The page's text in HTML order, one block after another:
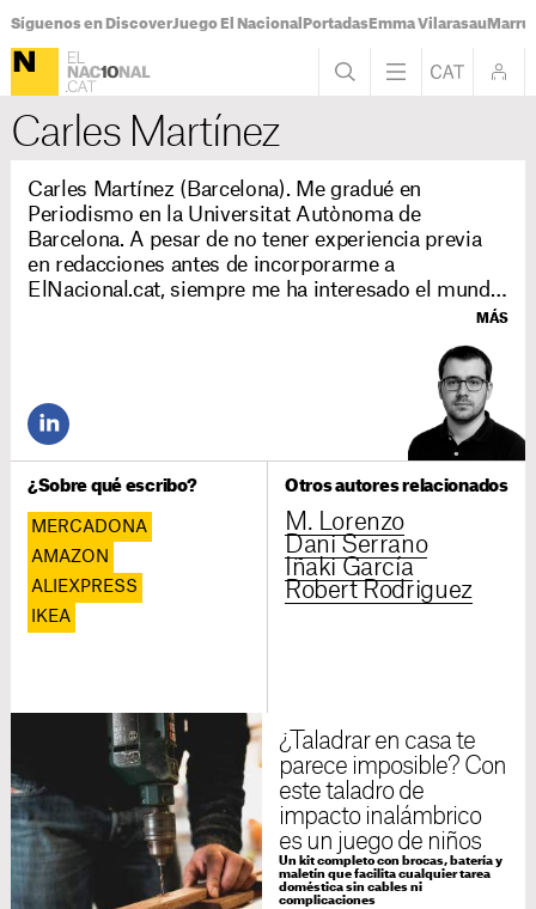
Síguenos en DiscoverJuego El Nacional PortadasEmma Vilarasau
Carles Martínez
Carles Martínez (Barcelona). Me gradué en
Periodismo en la Universitat Autònoma de
Barcelona. A pesar de no tener experiencia previa
en redacciones antes de incorporarme a
ElNacional.cat, siempre me ha interesado el mundo
del consumo y cómo afecta a nuestro día a día. Esta
curiosidad me ha llevado ahora a formar parte de la
sección de Consumo de ElNacional.cat, donde
colaboro en la redacción de noticias de actualidad,
reportajes y artículos divulgativos.
MÁS
¿Sobre qué escribo?
MERCADONA
AMAZON
ALIEXPRESS
IKEA
Otros autores relacionados
M. Lorenzo
Dani Serrano
Iñaki García
Robert Rodriguez
¿Taladrar en casa te
parece imposible? Con
este taladro de
impacto inalámbrico
es un juego de niños
Un kit completo con brocas, batería y
maletín que facilita cualquier tarea
doméstica sin cables ni
complicaciones